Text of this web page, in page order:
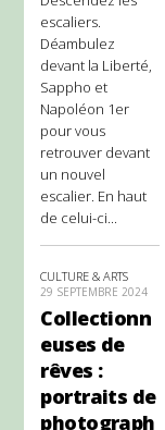
escaliers.
Déambulez
devant la Liberté,
Sappho et
Napoléon 1er
pour vous
retrouver devant
un nouvel
escalier. En haut
de celui-ci...
CULTURE & ARTS
29 SEPTEMBRE 2024
Collectionn
euses de
rêves :
portraits de
photograph